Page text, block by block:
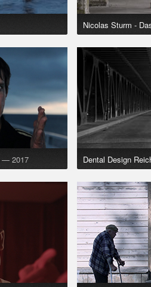
Nicolas Sturm -
— 2017 Dental Design